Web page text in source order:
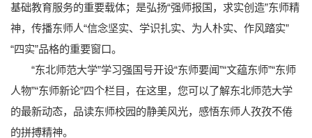
基础教育服务的重要载体；是弘扬“强师报国，求实创造”东师精
神，传播东师人“信念坚实、学识扎实、为人朴实、作风踏实”
“四实”品格的重要窗口。
“东北师范大学”学习强国号开设“东师要闻”“文蕴东师”“东师
人物”“东师新论”四个栏目，在这里，您可以了解东北师范大学
的最新动态，品读东师校园的静美风光，感悟东师人孜孜不倦
的拼搏精神。